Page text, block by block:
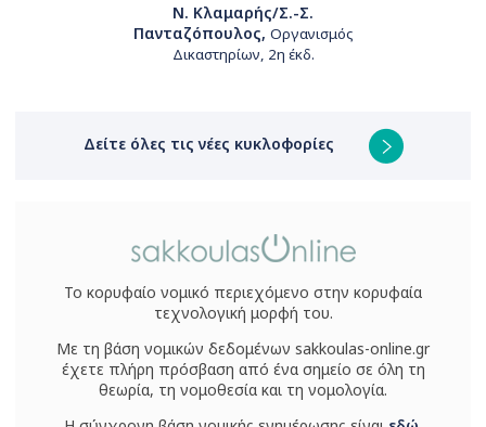
Ν. Κλαμαρής/Σ.-Σ.
Πανταζόπουλος, Οργανισμός
Δικαστηρίων, 2η έκδ.
Δείτε όλες τις νέες κυκλοφορίες
Το κορυφαίο νομικό περιεχόμενο στην κορυφαία
τεχνολογική μορφή του.
Με τη βάση νομικών δεδομένων sakkoulas-online.gr
έχετε πλήρη πρόσβαση από ένα σημείο σε όλη τη
θεωρία, τη νομοθεσία και τη νομολογία.